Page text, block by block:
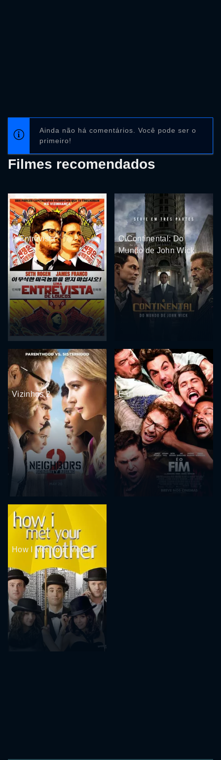
Ainda não há comentários. Você pode ser o
primeiro!
Filmes recomendados
A Entrevista
O Continental: Do
Mundo de John Wick
Vizinhos 2 É o Fim
How I Met Your Mother